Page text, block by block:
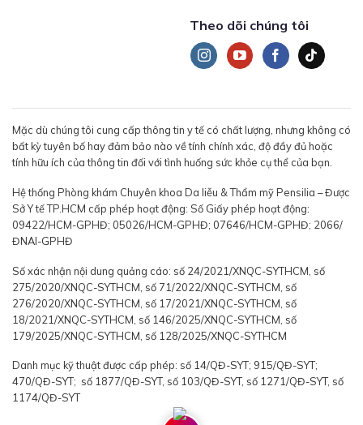
Theo dõi chúng tôi
Mặc dù chúng tôi cung cấp thông tin y tế có chất lượng, nhưng không có
bất kỳ tuyên bố hay đảm bảo nào về tính chính xác, độ đầy đủ hoặc
tính hữu ích của thông tin đối với tình huống sức khỏe cụ thể của bạn.
Hệ thống Phòng khám Chuyên khoa Da liễu & Thẩm mỹ Pensilia – Được
Sở Y tế TP.HCM cấp phép hoạt động: Số Giấy phép hoạt động:
09422/HCM-GPHĐ; 05026/HCM-GPHĐ; 07646/HCM-GPHĐ; 2066/
ĐNAI-GPHĐ
Số xác nhận nội dung quảng cáo: số 24/2021/XNQC-SYTHCM, số
275/2020/XNQC-SYTHCM, số 71/2022/XNQC-SYTHCM, số
276/2020/XNQC-SYTHCM, số 17/2021/XNQC-SYTHCM, số
18/2021/XNQC-SYTHCM, số 146/2025/XNQC-SYTHCM, số
179/2025/XNQC-SYTHCM, số 128/2025/XNQC-SYTHCM
Danh mục kỹ thuật được cấp phép: số 14/QĐ-SYT; 915/QĐ-SYT;
470/QĐ-SYT; số 1877/QĐ-SYT, số 103/QĐ-SYT, số 1271/QĐ-SYT, số
1174/QĐ-SYT